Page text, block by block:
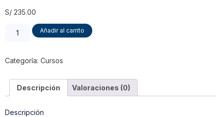
S/ 235.00
Añadir al carrito
Categoría: Cursos
Descripción Valoraciones (0)
Descripción